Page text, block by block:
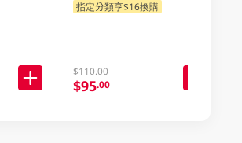
指定分類享$16換購
$110.00
$95.00